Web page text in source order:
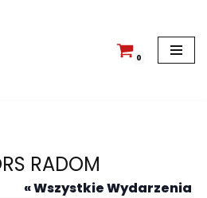
0
RADOM
« Wszystkie Wydarzenia